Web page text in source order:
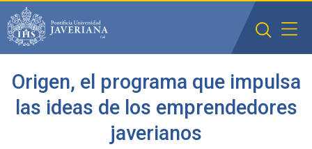
Saltar al contenido principal
Origen, el programa que impulsa
las ideas de los emprendedores
javerianos